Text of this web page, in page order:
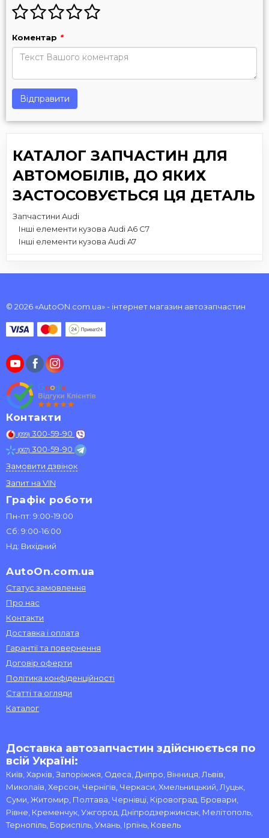
Коментар *
Відправити
КАТАЛОГ ЗАПЧАСТИН ДЛЯ
АВТОМОБІЛІВ, ДО ЯКИХ
ЗАСТОСОВУЄТЬСЯ ЦЯ ДЕТАЛЬ
Запчастини Audi
Інші елементи кузова Audi A6 C7
Інші елементи кузова Audi A7
© 2026 «AutoON.com.ua» - інтернет магазин автозапчастин
Контакти
(099) 300-59-90
(067) 300-59-90
Замовити дзвінок
Запит на VIN
Графік роботи
Пн-пт: 9:00-19:00
Сб: 9:00-16:00
Нд: Вихідний
AutoOn.com.ua
Статус замовлення
Про нас
Контакти
Доставка і оплата
Гарантії та повернення
Договір оферти
Політика конфіденційності
Статті та огляди
Каталог
Доставка автозапчастин здійснюється по
всій Україні:
Київ, Харків, Запоріжжя, Одеса, Дніпро, Вінниця, Львів,
Миколаїв, Херсон, Чернігів, Черкаси, Хмельницький, Луцьк,
Суми, Житомир, Полтава, Чернівці, Кіровоград, Бровари,
Рівне, Кременчук, Ужгород, Дніпродзержинськ, Мелітополь,
Тернопіль, Бориспіль, Умань, Ірпінь, Ковель